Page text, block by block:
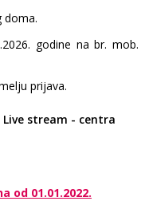
doma.
godine na br. mob.
prijava.
stream - centra
od 01.01.2022.